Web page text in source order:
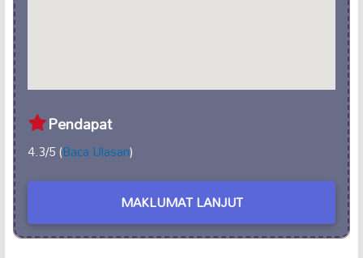
Pendapat
4.3/5 (Baca Ulasan)
MAKLUMAT LANJUT